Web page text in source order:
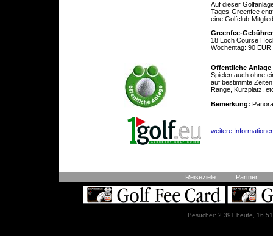
Auf dieser
Tages-Greenfee
eine Golfclub-
Greenfee-
18 Loch Course
Wochentag: 90 EUR
Öffentliche Anlage
Spielen auch ohne
auf bestimmte
Range, Kurzplatz,
Bemerkung:
weitere
Reiseziele Partner
Besucher: 2.391 heute,